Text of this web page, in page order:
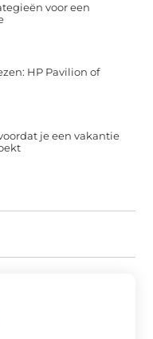
voor een
HP Pavilion of
je een vakantie